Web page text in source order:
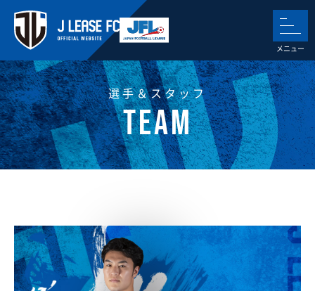
選手＆スタッフ